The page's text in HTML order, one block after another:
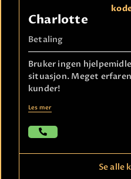
Charlotte
Betaling
Bruker ingen
situasjon. Meget
kunder!
Les mer
Se alle